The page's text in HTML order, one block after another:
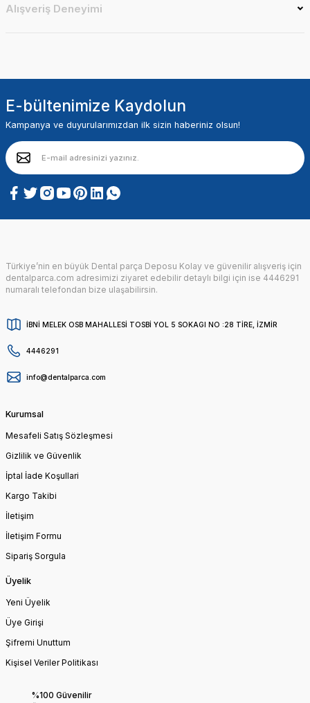
Alışveriş Deneyimi
E-bültenimize Kaydolun
Kampanya ve duyurularımızdan ilk sizin haberiniz olsun!
Türkiye’nin en büyük Dental parça Deposu Kolay ve güvenilir alışveriş için
dentalparca.com adresimizi ziyaret edebilir detaylı bilgi için ise 4446291
numaralı telefondan bize ulaşabilirsin.
İBNİ MELEK OSB MAHALLESİ TOSBİ YOL 5 SOKAGI NO :28 TİRE, İZMİR
4446291
info@dentalparca.com
Kurumsal
Mesafeli Satış Sözleşmesi
Gizlilik ve Güvenlik
İptal İade Koşullari
Kargo Takibi
İletişim
İletişim Formu
Sipariş Sorgula
Üyelik
Yeni Üyelik
Üye Girişi
Şifremi Unuttum
Kişisel Veriler Politikası
%100 Güvenilir